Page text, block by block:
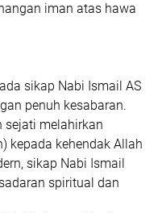
iman atas hawa
sikap Nabi Ismail AS
penuh kesabaran.
sejati melahirkan
kepada kehendak Allah
sikap Nabi Ismail
spiritual dan